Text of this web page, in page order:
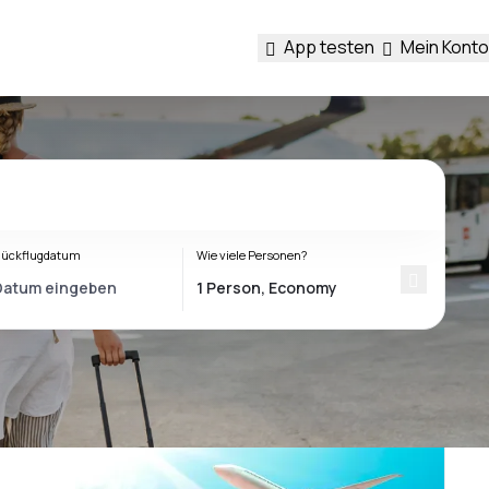
App testen Mein Konto
Wie viele Personen?